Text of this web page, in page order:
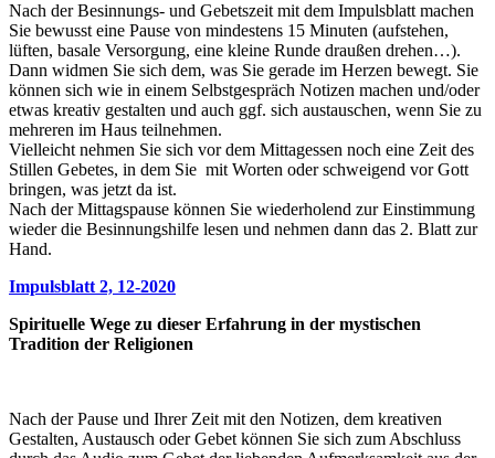
Nach der Besinnungs- und Gebetszeit mit dem Impulsblatt machen
Sie bewusst eine Pause von mindestens 15 Minuten (aufstehen,
lüften, basale Versorgung, eine kleine Runde draußen drehen…).
Dann widmen Sie sich dem, was Sie gerade im Herzen bewegt. Sie
können sich wie in einem Selbstgespräch Notizen machen und/oder
etwas kreativ gestalten und auch ggf. sich austauschen, wenn Sie zu
mehreren im Haus teilnehmen.
Vielleicht nehmen Sie sich vor dem Mittagessen noch eine Zeit des
Stillen Gebetes, in dem Sie mit Worten oder schweigend vor Gott
bringen, was jetzt da ist.
Nach der Mittagspause können Sie wiederholend zur Einstimmung
wieder die Besinnungshilfe lesen und nehmen dann das 2. Blatt zur
Hand.
Impulsblatt 2, 12-2020
Spirituelle Wege zu dieser Erfahrung in der mystischen
Tradition der Religionen
Nach der Pause und Ihrer Zeit mit den Notizen, dem kreativen
Gestalten, Austausch oder Gebet können Sie sich zum Abschluss